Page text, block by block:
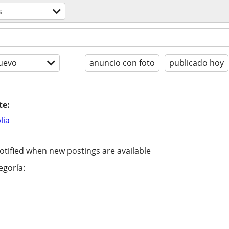
anuncio con foto publicado hoy
when new postings are available